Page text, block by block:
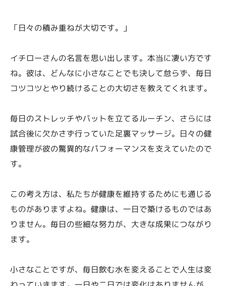
「日々の積み重ねが大切です。」
イチローさんの名言を思い出します。本当に凄い方です
ね。彼は、どんなに小さなことでも決して怠らず、毎日
コツコツとやり続けることの大切さを教えてくれます。
毎日のストレッチやバットを立てるルーチン、さらには
試合後に欠かさず行っていた足裏マッサージ。日々の健
康管理が彼の驚異的なパフォーマンスを支えていたので
す。
この考え方は、私たちが健康を維持するためにも通じる
ものがありますよね。健康は、一日で築けるものではあ
りません。毎日の些細な努力が、大きな成果につながり
ます。
小さなことですが、毎日飲む水を変えることで人生は変